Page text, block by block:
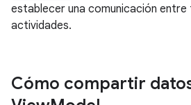
establecer una comunicación
actividades.
Cómo compartir